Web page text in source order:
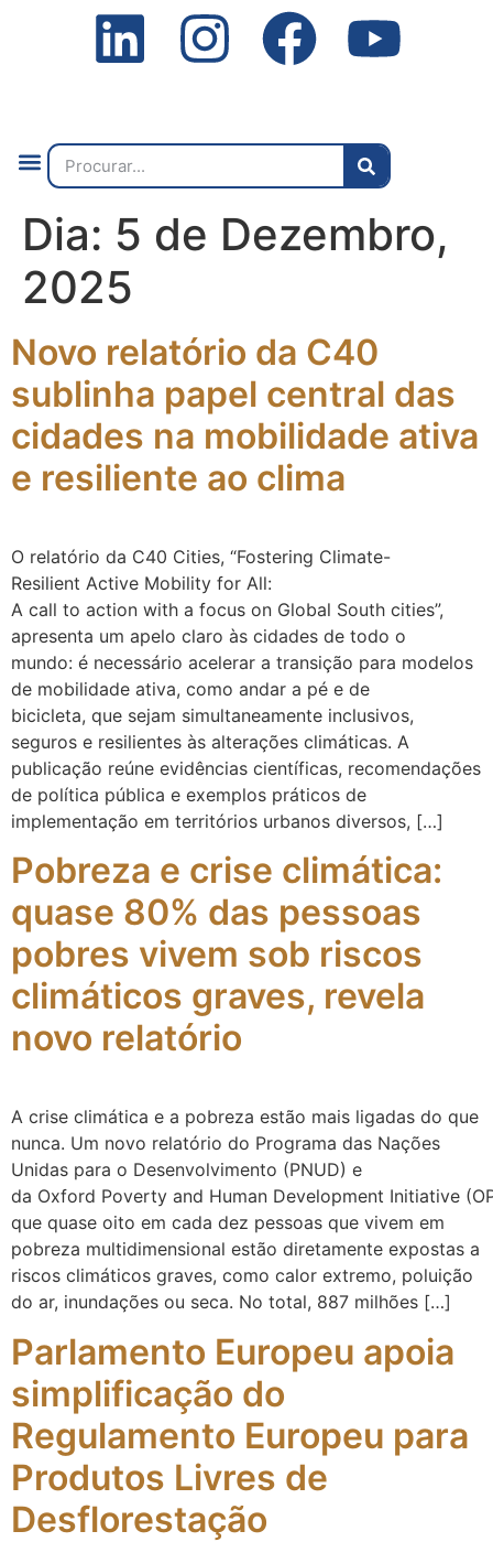
Dia: 5 de Dezembro,
2025
Novo relatório da C40
sublinha papel central das
cidades na mobilidade ativa
e resiliente ao clima
O relatório da C40 Cities, “Fostering Climate-
Resilient Active Mobility for All:
A call to action with a focus on Global South cities”,
apresenta um apelo claro às cidades de todo o
mundo: é necessário acelerar a transição para modelos
de mobilidade ativa, como andar a pé e de
bicicleta, que sejam simultaneamente inclusivos,
seguros e resilientes às alterações climáticas. A
publicação reúne evidências científicas, recomendações
de política pública e exemplos práticos de
implementação em territórios urbanos diversos, […]
Pobreza e crise climática:
quase 80% das pessoas
pobres vivem sob riscos
climáticos graves, revela
novo relatório
A crise climática e a pobreza estão mais ligadas do que
nunca. Um novo relatório do Programa das Nações
Unidas para o Desenvolvimento (PNUD) e
da Oxford Poverty and Human Development Initiative
que quase oito em cada dez pessoas que vivem em
pobreza multidimensional estão diretamente expostas a
riscos climáticos graves, como calor extremo, poluição
do ar, inundações ou seca. No total, 887 milhões […]
Parlamento Europeu apoia
simplificação do
Regulamento Europeu para
Produtos Livres de
Desflorestação